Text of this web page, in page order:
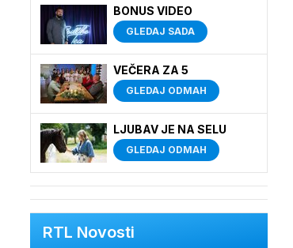
BONUS VIDEO
GLEDAJ SADA
VEČERA ZA 5
GLEDAJ ODMAH
LJUBAV JE NA SELU
GLEDAJ ODMAH
RTL Novosti